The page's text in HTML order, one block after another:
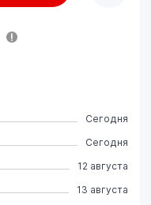
Сегодня
Сегодня
12 августа
13 августа